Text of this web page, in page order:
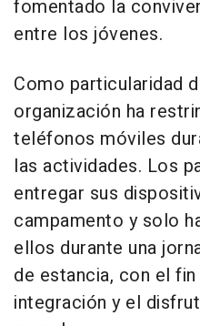
fomentado la
entre los jóvenes.
Como particularidad
organización ha
teléfonos móviles
las actividades. Los
entregar sus
campamento y solo
ellos durante una
de estancia, con el
integración y el